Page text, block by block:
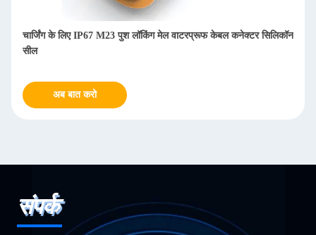
चार्जिंग के लिए IP67 M23 पुश लॉकिंग मेल वाटरप्रूफ केबल कनेक्टर सिलिकॉन
सील
अब बात करो
संपर्क